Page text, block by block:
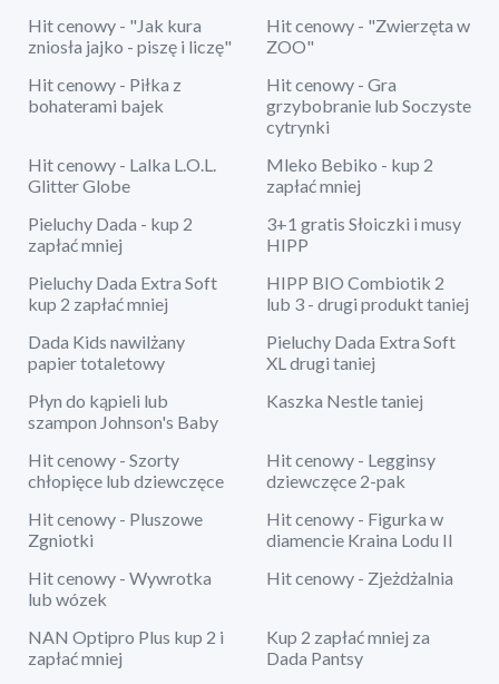
Hit cenowy - "Jak kura
zniosła jajko - piszę i liczę"
Hit cenowy - "Zwierzęta w
ZOO"
Hit cenowy - Piłka z
bohaterami bajek
Hit cenowy - Gra
grzybobranie lub Soczyste
cytrynki
Hit cenowy - Lalka L.O.L.
Glitter Globe
Mleko Bebiko - kup 2
zapłać mniej
Pieluchy Dada - kup 2
zapłać mniej
3+1 gratis Słoiczki i musy
HIPP
Pieluchy Dada Extra Soft
kup 2 zapłać mniej
HIPP BIO Combiotik 2
lub 3 - drugi produkt taniej
Dada Kids nawilżany
papier totaletowy
Pieluchy Dada Extra Soft
XL drugi taniej
Płyn do kąpieli lub
szampon Johnson's Baby
Kaszka Nestle taniej
Hit cenowy - Szorty
chłopięce lub dziewczęce
Hit cenowy - Legginsy
dziewczęce 2-pak
Hit cenowy - Pluszowe
Zgniotki
Hit cenowy - Figurka w
diamencie Kraina Lodu II
Hit cenowy - Wywrotka
lub wózek
Hit cenowy - Zjeżdżalnia
NAN Optipro Plus kup 2 i
zapłać mniej
Kup 2 zapłać mniej za
Dada Pantsy